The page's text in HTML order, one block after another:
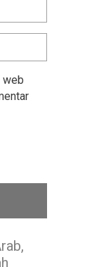
web